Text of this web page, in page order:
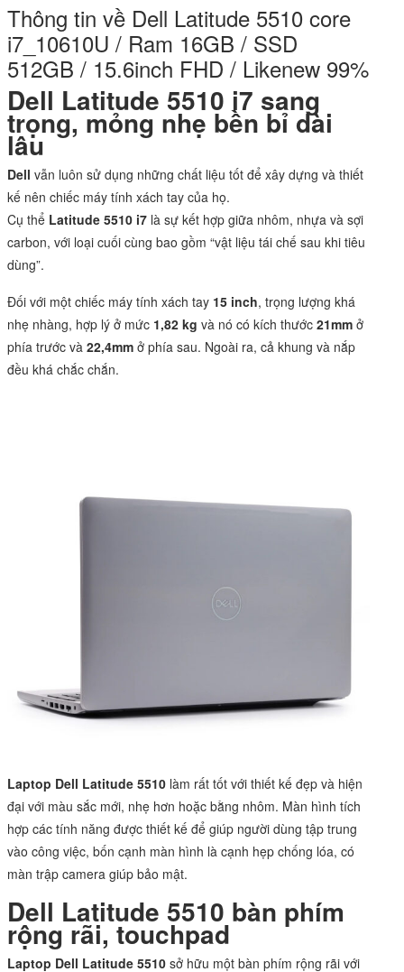
Thông tin về Dell Latitude 5510 core
i7_10610U / Ram 16GB / SSD
512GB / 15.6inch FHD / Likenew 99%
Dell Latitude 5510 i7 sang
trọng, mỏng nhẹ bền bỉ dài
lâu
Dell vẫn luôn sử dụng những chất liệu tốt để xây dựng và thiết
kế nên chiếc máy tính xách tay của họ.
Cụ thể Latitude 5510 i7 là sự kết hợp giữa nhôm, nhựa và sợi
carbon, với loại cuối cùng bao gồm “vật liệu tái chế sau khi tiêu
dùng”.
Đối với một chiếc máy tính xách tay 15 inch, trọng lượng khá
nhẹ nhàng, hợp lý ở mức 1,82 kg và nó có kích thước 21mm ở
phía trước và 22,4mm ở phía sau. Ngoài ra, cả khung và nắp
đều khá chắc chắn.
Laptop Dell Latitude 5510 làm rất tốt với thiết kế đẹp và hiện
đại với màu sắc mới, nhẹ hơn hoặc bằng nhôm. Màn hình tích
hợp các tính năng được thiết kế để giúp người dùng tập trung
vào công việc, bốn cạnh màn hình là cạnh hẹp chống lóa, có
màn trập camera giúp bảo mật.
Dell Latitude 5510 bàn phím
rộng rãi, touchpad
Laptop Dell Latitude 5510 sở hữu một bàn phím rộng rãi với